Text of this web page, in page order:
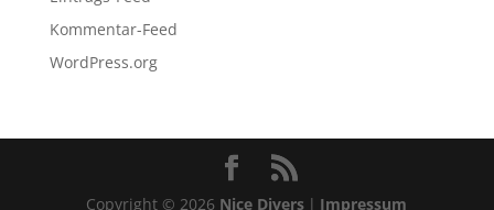
Kommentar-Feed
WordPress.org
Copyright © 2026 Nice Divers | Impressum